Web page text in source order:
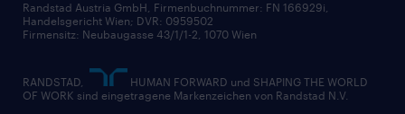
Randstad Austria GmbH, Firmenbuchnummer: FN 166929i,
Handelsgericht Wien; DVR: 0959502
Firmensitz: Neubaugasse 43/1/1-2, 1070 Wien
RANDSTAD,
HUMAN FORWARD und SHAPING THE WORLD
OF WORK sind eingetragene Markenzeichen von Randstad N.V.